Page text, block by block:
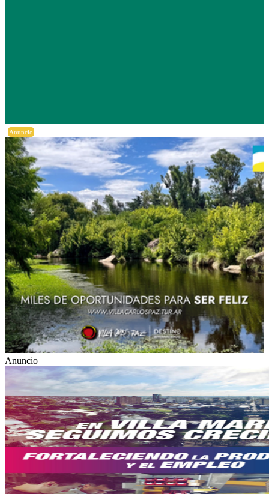
Anuncio
Anuncio